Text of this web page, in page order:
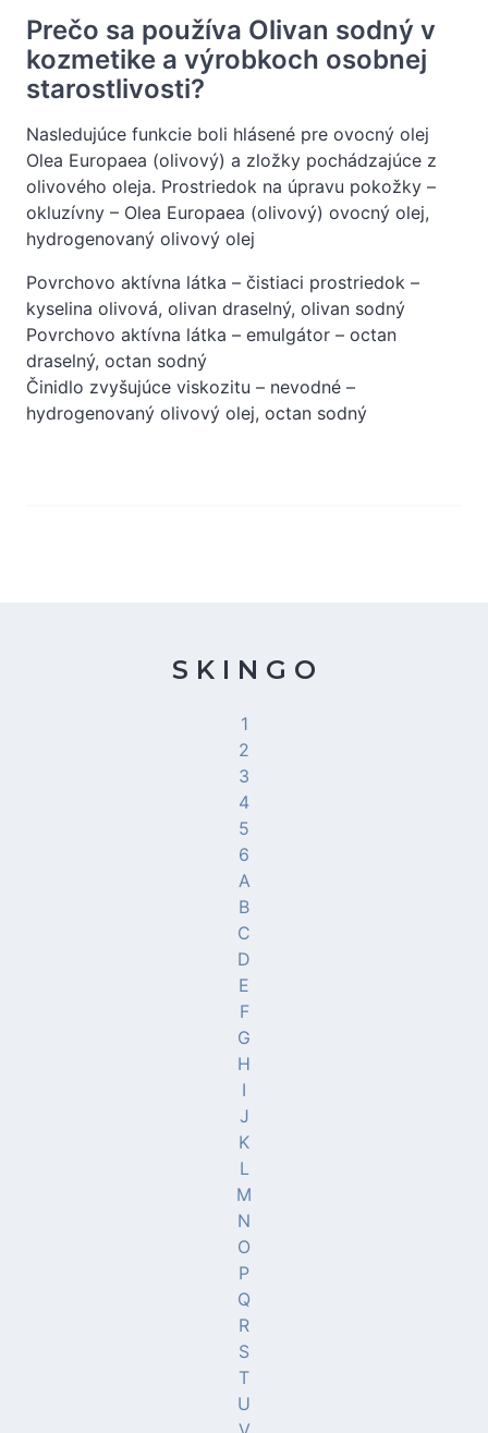
Prečo sa používa Olivan sodný v
kozmetike a výrobkoch osobnej
starostlivosti?
Nasledujúce funkcie boli hlásené pre ovocný olej
Olea Europaea (olivový) a zložky pochádzajúce z
olivového oleja. Prostriedok na úpravu pokožky –
okluzívny – Olea Europaea (olivový) ovocný olej,
hydrogenovaný olivový olej
Povrchovo aktívna látka – čistiaci prostriedok –
kyselina olivová, olivan draselný, olivan sodný
Povrchovo aktívna látka – emulgátor – octan
draselný, octan sodný
Činidlo zvyšujúce viskozitu – nevodné –
hydrogenovaný olivový olej, octan sodný
S K I N G O
1
2
3
4
5
6
A
B
C
D
E
F
G
H
I
J
K
L
M
N
O
P
Q
R
S
T
U